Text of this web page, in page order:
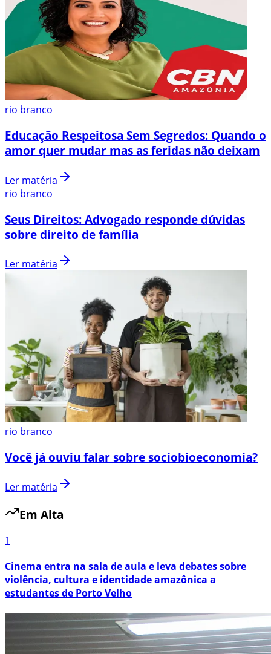
rio branco
Educação Respeitosa Sem Segredos: Quando o
amor quer mudar mas as feridas não deixam
Ler matéria
rio branco
Seus Direitos: Advogado responde dúvidas
sobre direito de família
Ler matéria
rio branco
Você já ouviu falar sobre sociobioeconomia?
Ler matéria
Em Alta
1
Cinema entra na sala de aula e leva debates sobre
violência, cultura e identidade amazônica a
estudantes de Porto Velho